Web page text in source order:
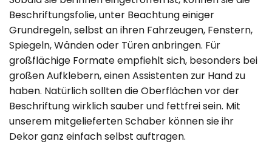
Beschriftungsfolie, unter Beachtung einiger
Grundregeln, selbst an ihren Fahrzeugen, Fenstern,
Spiegeln, Wänden oder Türen anbringen. Für
großflächige Formate empfiehlt sich, besonders bei
großen Aufklebern, einen Assistenten zur Hand zu
haben. Natürlich sollten die Oberflächen vor der
Beschriftung wirklich sauber und fettfrei sein. Mit
unserem mitgelieferten Schaber können sie ihr
Dekor ganz einfach selbst auftragen.